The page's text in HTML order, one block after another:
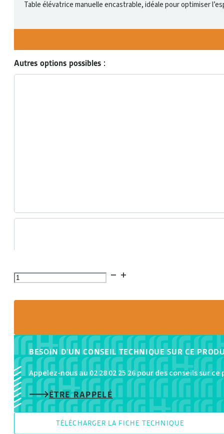
Table élévatrice manuelle encastrable, idéale pour optimiser
Autres options possibles :
quantité
Table
manuelle
encastrable
BESOIN D'UN CONSEIL TECHNIQUE SUR CE
Appelez-nous au 02 28 02 25 26 pour des conseils sur
ÊTRE RAPPELÉ
TÉLÉCHARGER LA FICHE TECHNIQUE